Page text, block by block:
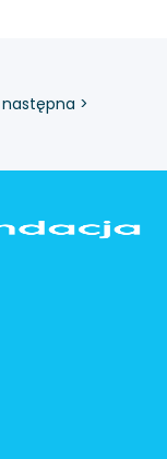
następna >